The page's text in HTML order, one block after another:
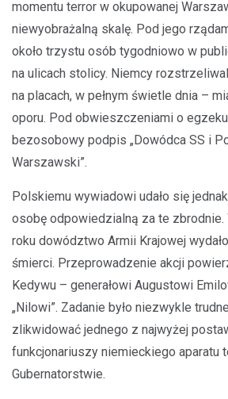
momentu terror w okupowanej
niewyobrażalną skalę. Pod jego
około trzystu osób tygodniowo w
na ulicach stolicy. Niemcy
na placach, w pełnym świetle dnia –
oporu. Pod obwieszczeniami o
bezosobowy podpis „Dowódca SS i
Warszawski”.
Polskiemu wywiadowi udało się
osobę odpowiedzialną za te
roku dowództwo Armii Krajowej
śmierci. Przeprowadzenie akcji
Kedywu – generałowi Augustowi
„Nilowi”. Zadanie było niezwykle
zlikwidować jednego z najwyżej
funkcjonariuszy niemieckiego aparatu
Gubernatorstwie.